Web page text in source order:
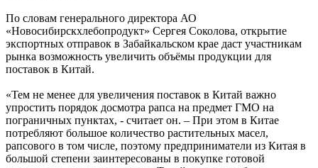
По словам генерального директора АО
«Новосибирскхлебопродукт» Сергея Соколова, открытие
экспортных отправок в Забайкальском крае даст участникам
рынка возможность увеличить объёмы продукции для
поставок в Китай.
«Тем не менее для увеличения поставок в Китай важно
упростить порядок досмотра рапса на предмет ГМО на
пограничных пунктах, - считает он. – При этом в Китае
потребляют большое количество растительных масел,
рапсового в том числе, поэтому предприниматели из Китая в
большой степени заинтересованы в покупке готовой